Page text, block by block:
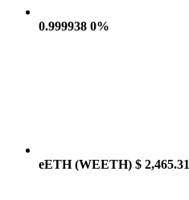
0.999938 0%
eETH(WEETH) $ 2,465.31